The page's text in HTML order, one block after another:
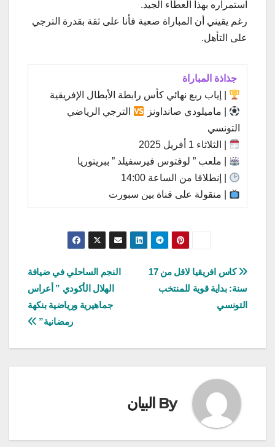
استمراره بهذا العطاء الجيد.
رغم يقيني أن المباراة صعبة فأنا على ثقة بقدرة الترجي
على التأهل.
جذاذة المباراة
| إياب ربع نهائي كأس رابطة الأبطال الإفريقية
| ماميلودي صانداونز
الترجي الرياضي
التونسي
| الثلاثاء 1 أفريل 2025
| ملعب ” لوفتوس فيرسفيلد ” ببريتوريا
| إنطلاقا من الساعة 14:00
| منقولة على قناة بين سبورت
تصفّح
المقالات
النجم الساحلي في ضيافة
الهلال الأكودي ” أعراس
جماهيرية ورياضية بنكهة
رمضانية”
كاس افريقيا لاقل من 17
سنة: بداية قوية للمنتخب
التونسي
By البيان